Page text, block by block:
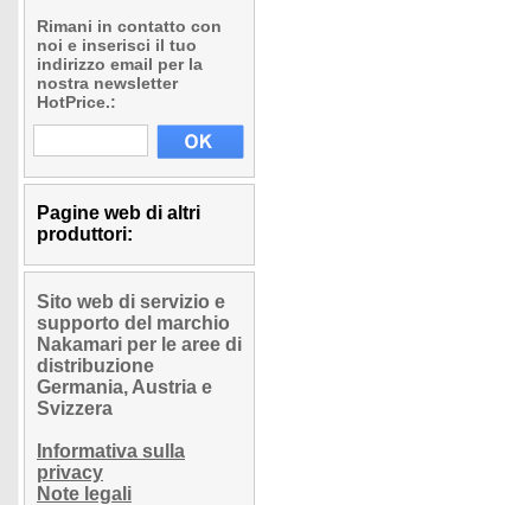
Rimani in contatto con
noi e inserisci il tuo
indirizzo email per la
nostra newsletter
HotPrice.:
Pagine web di altri
produttori:
Sito web di servizio e
supporto del marchio
Nakamari per le aree di
distribuzione
Germania, Austria e
Svizzera
Informativa sulla
privacy
Note legali